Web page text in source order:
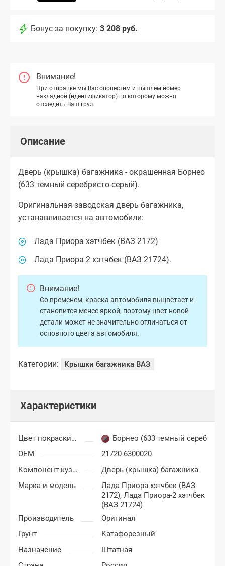
Бонус за покупку: 3 208 руб.
Внимание!
При отправке мы Вас оповестим и вышлем номер
накладной (идентификатор) по которому можно
отследить Ваш груз.
Описание
Дверь (крышка) багажника - окрашенная Борнео
(633 темный серебристо-серый).
Оригинальная заводская дверь багажника,
устанавливается на автомобили:
Лада Приора хэтчбек (ВАЗ 2172)
Лада Приора 2 хэтчбек (ВАЗ 21724).
Внимание!
Со временем, краска автомобиля выцветает и
становится менее яркой, поэтому цвет новой
детали может не значительно отличаться от
основного цвета автомобиля.
Категории: Крышки багажника ВАЗ
Характеристики
Цвет покраски Лада Приора
Борнео (633 темный
OEM
21720-6300020
Компонент кузова
Дверь (крышка) багажника
Марка и модель
Лада Приора хэтчбек (ВАЗ
2172),Лада Приора-2 хэтчбек
(ВАЗ 21724)
Производитель
Оригинал
Грунт
Катафорезный
Назначение
Штатная